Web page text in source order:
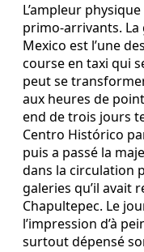
L’ampleur
primo-arrivants.
Mexico est l’une
course en taxi qui
peut se
aux heures de
end de trois jours
Centro Histórico
puis a passé la
dans la circulation
galeries qu’il avait
Chapultepec. Le
l’impression d’à
surtout dépensé